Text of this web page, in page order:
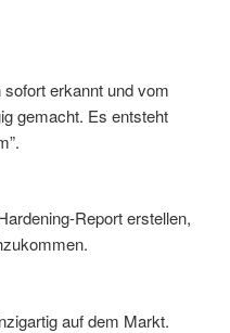
erkannt und vom
gemacht. Es entsteht
Report erstellen,
auf dem Markt.